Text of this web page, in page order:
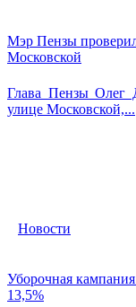
Мэр Пензы проверил
Московской
Глава Пензы Олег
улице Московской,...
Новости
Уборочная
13,5%